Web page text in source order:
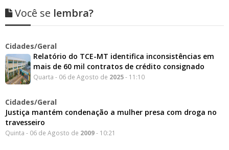
Você se lembra?
Cidades/Geral
Relatório do TCE-MT identifica inconsistências em
mais de 60 mil contratos de crédito consignado
Quarta - 06 de Agosto de 2025- 11:10
Cidades/Geral
Justiça mantém condenação a mulher presa com droga no
travesseiro
Quinta - 06 de Agosto de 2009- 10:21